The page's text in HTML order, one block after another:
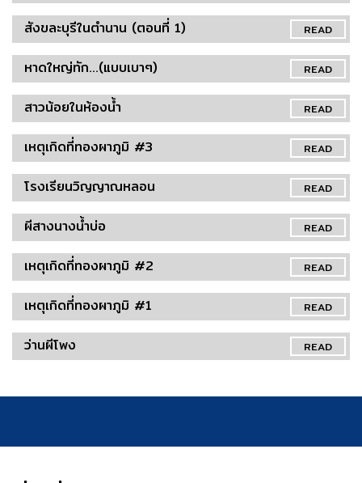
READ
สังขละบุรีในตำนาน (ตอนที่ 1)
READ
หาดใหญ่ทัก...(แบบเบาๆ)
READ
สาวน้อยในห้องน้ำ
READ
เหตุเกิดที่ทองผาภูมิ #3
READ
โรงเรียนวิญญาณหลอน
READ
ผีสางนางน้ำบ่อ
READ
เหตุเกิดที่ทองผาภูมิ #2
READ
เหตุเกิดที่ทองผาภูมิ #1
READ
ว่านผีโพง